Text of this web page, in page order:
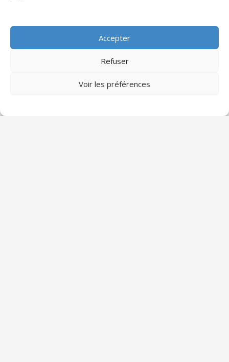
Accepter
Refuser
Voir les préférences
Les formations professionnelles les plus
demandées en 2025
13 octobre 2025
l’impulsion de la transformation digitale, de la